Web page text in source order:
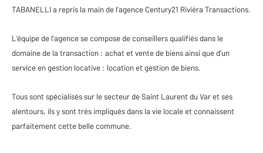
TABANELLI a repris la main de l’agence Century21 Rivièra Transactions.
L’équipe de l’agence se compose de conseillers qualifiés dans le
domaine de la transaction : achat et vente de biens ainsi que d’un
service en gestion locative : location et gestion de biens.
Tous sont spécialisés sur le secteur de Saint Laurent du Var et ses
alentours, ils y sont très impliqués dans la vie locale et connaissent
parfaitement cette belle commune.